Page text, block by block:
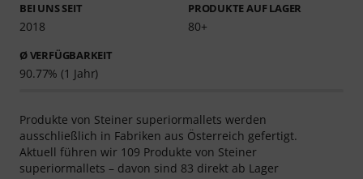
BEI UNS SEIT
2018
PRODUKTE AUF LAGER
80+
Ø VERFÜGBARKEIT
90.77% (1 Jahr)
Produkte von Steiner superiormallets werden
ausschließlich in Fabriken aus Österreich gefertigt.
Aktuell führen wir 109 Produkte von Steiner
superiormallets – davon sind 83 direkt ab Lager